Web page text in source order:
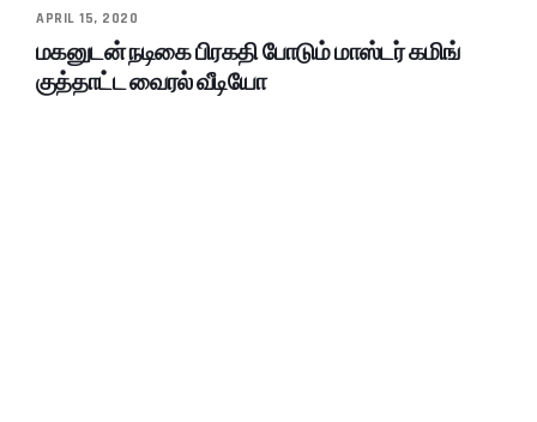
APRIL 15, 2020
மகனுடன் நடிகை பிரகதி போடும் மாஸ்டர் கமிங்
குத்தாட்ட வைரல் வீடியோ